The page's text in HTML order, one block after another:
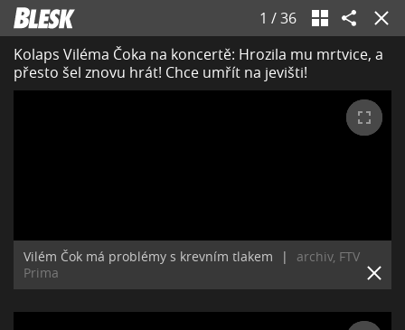
1 /36
Kolaps Viléma Čoka na koncertě: Hrozila mu mrtvice, a
přesto šel znovu hrát! Chce umřít na jevišti!
Vilém Čok má problémy s krevním tlakem |
archiv, FTV
Prima